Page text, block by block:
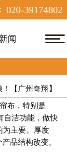
020-39174802
新闻
【广州奇翔】
布，特别是
自洁功能，做快
为主要。厚度
品结构改变。